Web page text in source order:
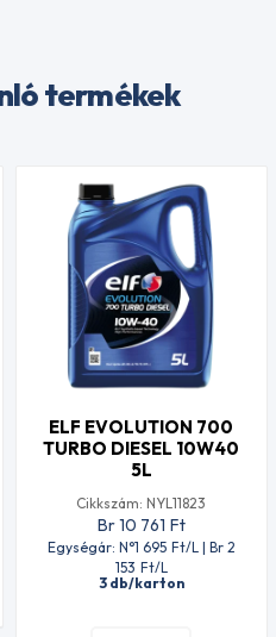
termékek
ELF EVOLUTION 700
TURBO DIESEL 10W40
5L
Cikkszám: NYL11823
Br 10 761 Ft
Egységár: N°1 695 Ft/L | Br 2
153 Ft/L
3 db/karton